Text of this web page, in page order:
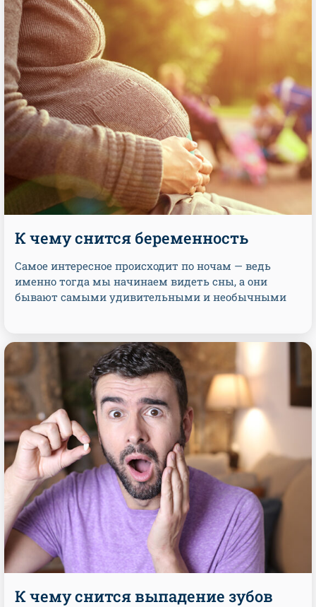
К чему снится беременность
Самое интересное происходит по ночам — ведь
именно тогда мы начинаем видеть сны, а они
бывают самыми удивительными и необычными
К чему снится выпадение зубов